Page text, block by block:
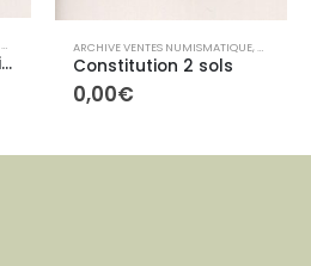
ARCHIVES ETRANGÈRES
DUCHE DE PARME Marie-Louis 5 Lires
ARCHIVE VENTES NUMISMATIQUE,
Constitution 2 sols
0,00€